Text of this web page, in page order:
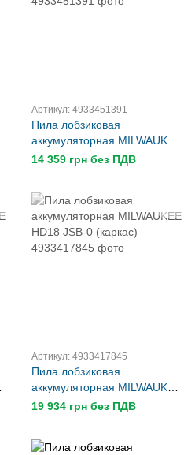
Артикул: 4933451391
Пила лобзиковая
аккумуляторная MILWAUKEE
M18 BJS-0 (каркас)
14 359 грн без ПДВ
Артикул: 4933417845
Пила лобзиковая
аккумуляторная MILWAUKEE
HD18 JSB-0 (каркас)
19 934 грн без ПДВ